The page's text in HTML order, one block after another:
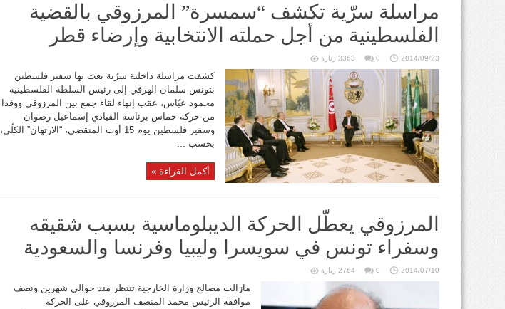
مراسلة سرّية تكشف “سمسرة” المرزوقي بالقضية
الفلسطينية من أجل حملته الانتخابية وإرضاء قطر
2014/09/23
0 3363 زيارة
كشفت مراسلة داخلية سرّية بعث بها سفير فلسطين
بتونس سلمان الهرفي إلى رئيس السلطة الفلسطينية
محمود عبّاس، عقب إنهاء لقاء جمع بين المرزوقي ووفدا
من حركة حماس برئاسة القيادي إسماعيل رضوان
وسفير فلسطين يوم 15 أوت المنقضي، “الارتهان” الكلّي،
بحسب ...
أكمل القراءة »
المرزوقي يعطّل الحركة الديبلوماسية بسبب شقيقه
وسفراء تونس في سويسرا وليبيا وفرنسا والسعودية
2014/07/10
0 2764 زيارة
مازالت مصالح وزارة الخارجية تنتظر منذ حوالي شهرين ونصف
موافقة الرئيس محمد المنصف المرزوقي على الحركة